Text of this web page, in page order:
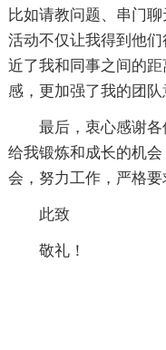
比如请教问题、串门
活动不仅让我得到他
近了我和同事之间的
感，更加强了我的团队
最后，衷心感谢各
给我锻炼和成长的机
会，努力工作，严格要
此致
敬礼！